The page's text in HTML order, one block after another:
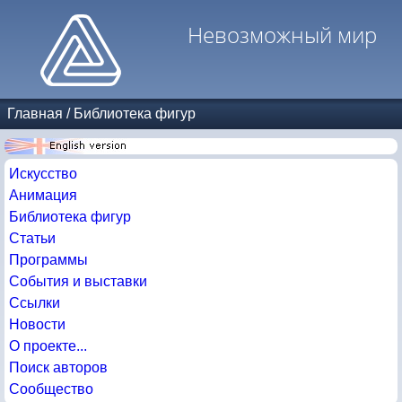
Невозможный мир
Главная / Библиотека фигур
Искусство
Анимация
Библиотека фигур
Статьи
Программы
События и выставки
Ссылки
Новости
О проекте...
Поиск авторов
Сообщество